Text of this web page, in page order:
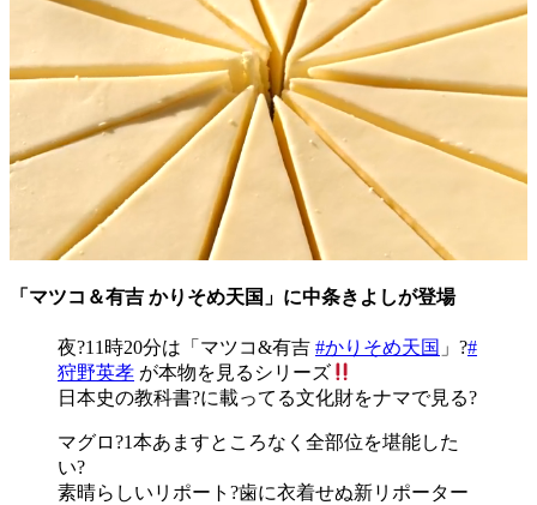
「マツコ＆有吉 かりそめ天国」に中条きよしが登場
夜?11時20分は「マツコ&有吉 #かりそめ天国 」?#
狩野英孝 が本物を見るシリーズ
日本史の教科書?に載ってる文化財をナマで見る?
マグロ?1本あますところなく全部位を堪能した
い?
素晴らしいリポート?歯に衣着せぬ新リポーター